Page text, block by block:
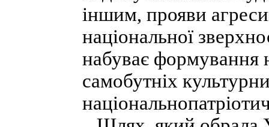
іншим, прояви
національної
набуває формування
самобутніх